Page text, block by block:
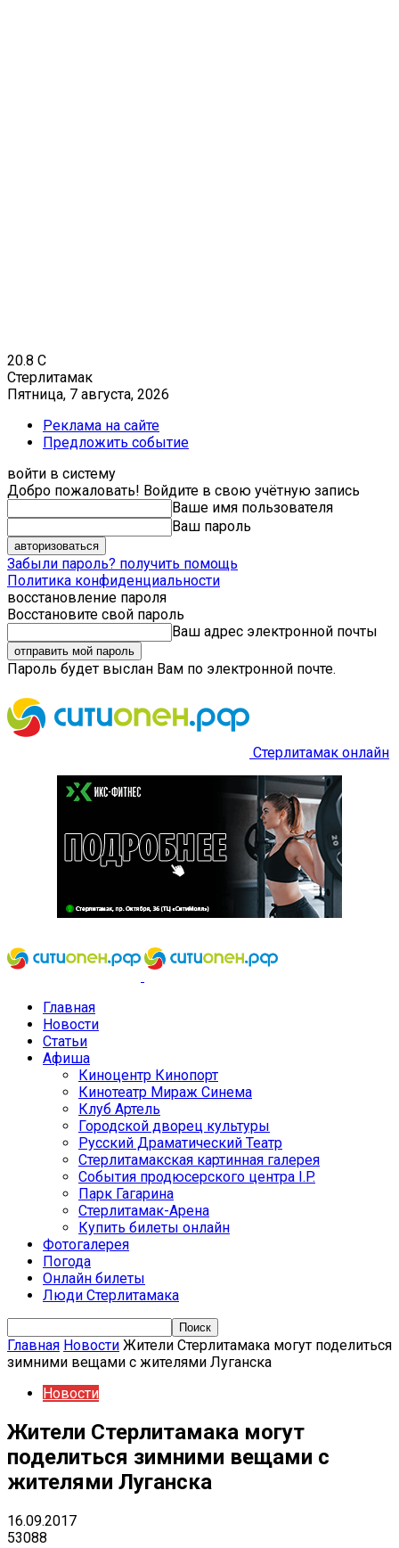
20.8 C
Стерлитамак
Пятница, 7 августа, 2026
Реклама на сайте
Предложить событие
войти в систему
Добро пожаловать! Войдите в свою учётную запись
Ваше имя пользователя
Ваш пароль
Забыли пароль? получить помощь
Политика конфиденциальности
восстановление пароля
Восстановите свой пароль
Ваш адрес электронной почты
Пароль будет выслан Вам по электронной почте.
Стерлитамак онлайн
Главная
Новости
Статьи
Афиша
Киноцентр Кинопорт
Кинотеатр Мираж Синема
Клуб Артель
Городской дворец культуры
Русский Драматический Театр
Стерлитамакская картинная галерея
События продюсерского центра I.P.
Парк Гагарина
Стерлитамак-Арена
Купить билеты онлайн
Фотогалерея
Погода
Онлайн билеты
Люди Стерлитамака
Главная Новости Жители Стерлитамака могут поделиться
зимними вещами с жителями Луганска
Новости
Жители Стерлитамака могут
поделиться зимними вещами с
жителями Луганска
16.09.2017
53088